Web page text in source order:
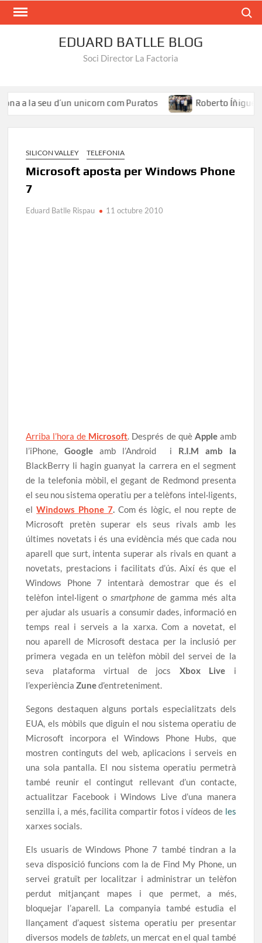
EDUARD BATLLE BLOG
Soci Director La Factoria
a la seu d’un unicorn com Puratos Roberto Íñiguez:
SILICON VALLEY TELEFONIA
Microsoft aposta per Windows Phone
7
Eduard Batlle Rispau 11 octubre 2010
Arriba l’hora de Microsoft. Després de què Appleamb
l’iPhone,Googleamb l’Android i R.I.M amb la
BlackBerry li hagin guanyat la carrera en el segment
de la telefonia mòbil, el gegant de Redmond presenta
el seu nou sistema operatiu per a telèfons intel·ligents,
elWindows Phone 7. Com és lògic, el nou repte de
Microsoft pretèn superar els seus rivals amb les
últimes novetats i és una evidència més que cada nou
aparell que surt, intenta superar als rivals en quant a
novetats, prestacions i facilitats d’ús. Així és que el
Windows Phone 7 intentarà demostrar que és el
telèfon intel·ligent o smartphonede gamma més alta
per ajudar als usuaris a consumir dades, informació en
temps real i serveis a la xarxa. Com a novetat, el
nou aparell de Microsoft destaca per la inclusió per
primera vegada en un telèfon mòbil del servei de la
seva plataforma virtual de jocs Xbox Live i
l’experiènciaZuned’entreteniment.
Segons destaquen alguns portals especialitzats dels
EUA, els mòbils que diguin el nou sistema operatiu de
Microsoft incorpora el Windows Phone Hubs, que
mostren continguts del web, aplicacions i serveis en
una sola pantalla. El nou sistema operatiu permetrà
també reunir el contingut rellevant d’un contacte,
actualitzar Facebook i Windows Live d’una manera
senzilla i, a més, facilita compartir fotos i vídeos de les
xarxes socials.
Els usuaris de Windows Phone 7 també tindran a la
seva disposició funcions com la de Find My Phone, un
servei gratuït per localitzar i administrar un telèfon
perdut mitjançant mapes i que permet, a més,
bloquejar l’aparell. La companyia també estudia el
llançament d’aquest sistema operatiu per presentar
diversos models detablets, un mercat en el qual també